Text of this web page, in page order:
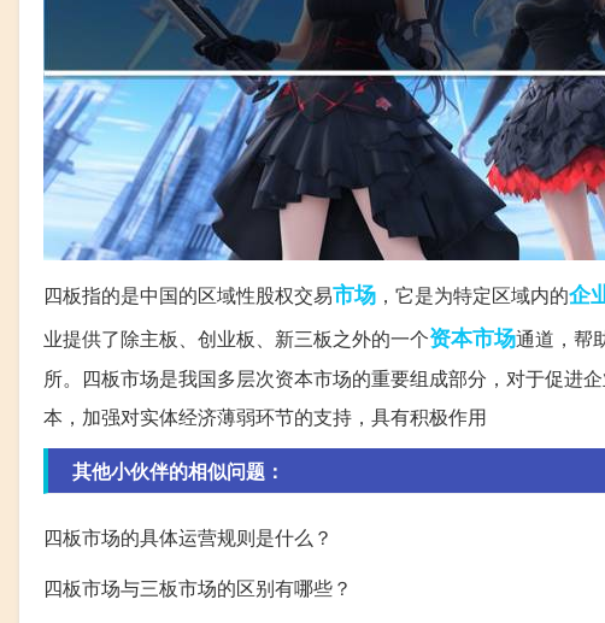
四板指的是中国的区域性股权交易市场 ，它是为特定区域内的企
业提供了除主板、创业板、新三板之外的一个资本市场通道，帮
所。四板市场是我国多层次资本市场的重要组成部分，对于促进
本，加强对实体经济薄弱环节的支持，具有积极作用
其他小伙伴的相似问题：
四板市场的具体运营规则是什么？
四板市场与三板市场的区别有哪些？